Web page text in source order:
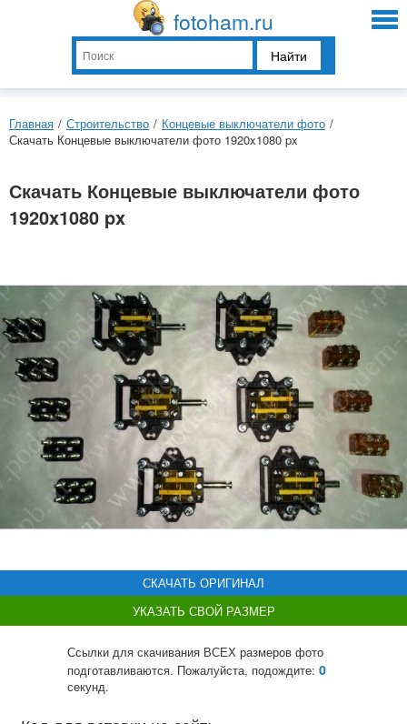
fotoham.ru
Найти
Главная / Строительство / Концевые выключатели фото /
Скачать Концевые выключатели фото 1920x1080 px
Скачать Концевые выключатели фото
1920x1080 px
СКАЧАТЬ ОРИГИНАЛ
УКАЗАТЬ СВОЙ РАЗМЕР
Ссылки для скачивания ВСЕХ размеров фото
подготавливаются. Пожалуйста, подождите: 0
секунд.